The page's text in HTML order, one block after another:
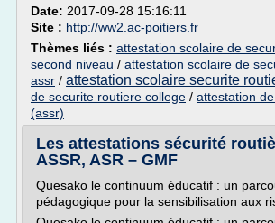
Date: 2017-09-28 15:16:11
Site : http://ww2.ac-poitiers.fr
Thèmes liés : attestation scolaire de
second niveau / attestation scolaire de
assr / attestation scolaire securite
de securite routiere college / attestation
(assr)
Les attestations sécurité
ASSR, ASR – GMF
Quesako le continuum éducatif : un
pédagogique pour la sensibilisation aux